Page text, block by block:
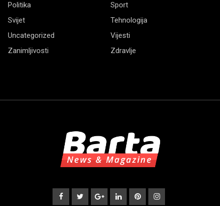
Politika
Sport
Svijet
Tehnologija
Uncategorized
Vijesti
Zanimljivosti
Zdravlje